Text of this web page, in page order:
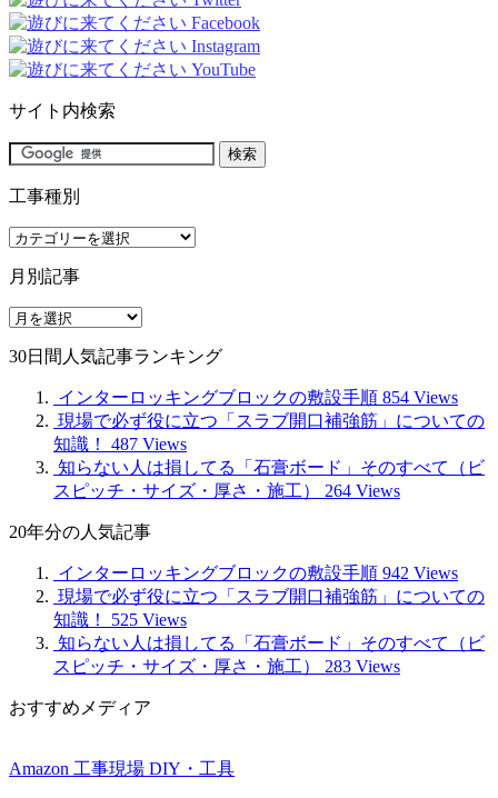
サイト内検索
工事種別
工
種
別
月別記事
月
記
30日間人気記事ランキング
インターロッキングブロックの敷設手順 854 Views
現場で必ず役に立つ「スラブ開口補強筋」についての
知識！
487 Views
知らない人は損してる「石膏ボード」そのすべて（ビ
スピッチ・サイズ・厚さ・施工）
264 Views
20年分の人気記事
インターロッキングブロックの敷設手順 942 Views
現場で必ず役に立つ「スラブ開口補強筋」についての
知識！
525 Views
知らない人は損してる「石膏ボード」そのすべて（ビ
スピッチ・サイズ・厚さ・施工）
283 Views
おすすめメディア
Amazon 工事現場 DIY・工具